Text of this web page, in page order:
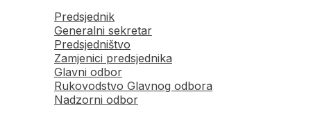
Predsjednik
Generalni sekretar
Predsjedništvo
Zamjenici predsjednika
Glavni odbor
Rukovodstvo Glavnog odbora
Nadzorni odbor